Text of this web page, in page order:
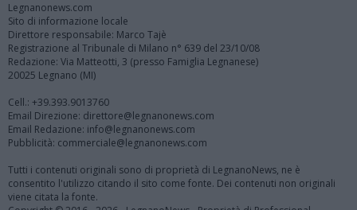
Legnanonews.com
Sito di informazione locale
Direttore responsabile: Marco Tajè
Registrazione al Tribunale di Milano n° 639 del 23/10/08
Redazione: Via Matteotti, 3 (presso Famiglia Legnanese)
20025 Legnano (MI)
Cell.: +39.393.9013760
Email Direzione: direttore@legnanonews.com
Email Redazione: info@legnanonews.com
Pubblicità: commerciale@legnanonews.com
Tutti i contenuti originali sono di proprietà di LegnanoNews, ne è
consentito l'utilizzo citando il sito come fonte. Dei contenuti non originali
viene citata la fonte.